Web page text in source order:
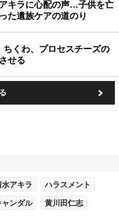
キラに心配の声…子供を亡
た遺族ケアの道のり
くわ、プロセスチーズの
せる
水アキラ ハラスメント
ャンダル 黄川田仁志